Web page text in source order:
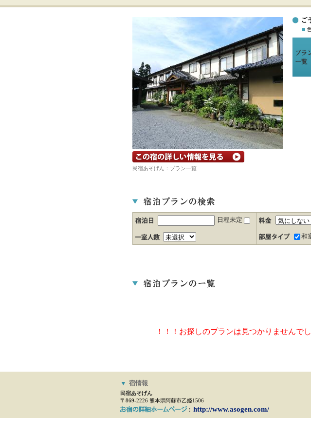
宿の詳細ホームページを見る
民宿あそげん：プラン一覧
日程未定
和
！！！お探しのプランは見つかりませんで
▼ 宿情報
民宿あそげん
〒869-2226 熊本県阿蘇市乙姫1506
http://www.asogen.com/